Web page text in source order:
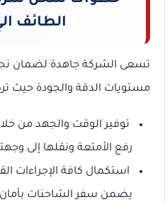
الطائف
تسعى الشركة جاهدة لضمان
مستويات الدقة والجودة حيث
توفير الوقت والجهد من
رفع الأمتعة ونقلها إلى
استكمال كافة الإجراءات
يضمن سفر الشاحنات